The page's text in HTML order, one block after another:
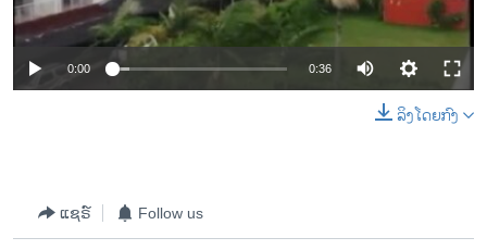
0:00 0:36
ລິງໂດຍກົງ
ແຊຣ໌ Follow us